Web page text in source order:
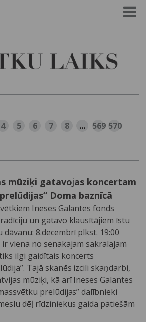
4 5 6 7 8 ... 569 570
mūziķi gatavojas koncertam
Doma baznīcā
Ineses Galantes fonds
un gatavo klausītājiem īstu
8.decembrī plkst. 19:00
ir viena no senākajām sakrālajām
ilgi gaidītais koncerts
Tajā skanēs izcili skaņdarbi,
mūziķi, kā arī Ineses Galantes
prelūdijas” dalībnieki
dēļ rīdziniekus gaida patiešām